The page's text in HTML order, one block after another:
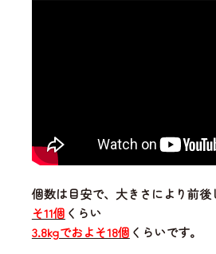
個数は目安で、大きさにより前後
そ11個 くらい
3.8kgでおよそ18個 くらいです。